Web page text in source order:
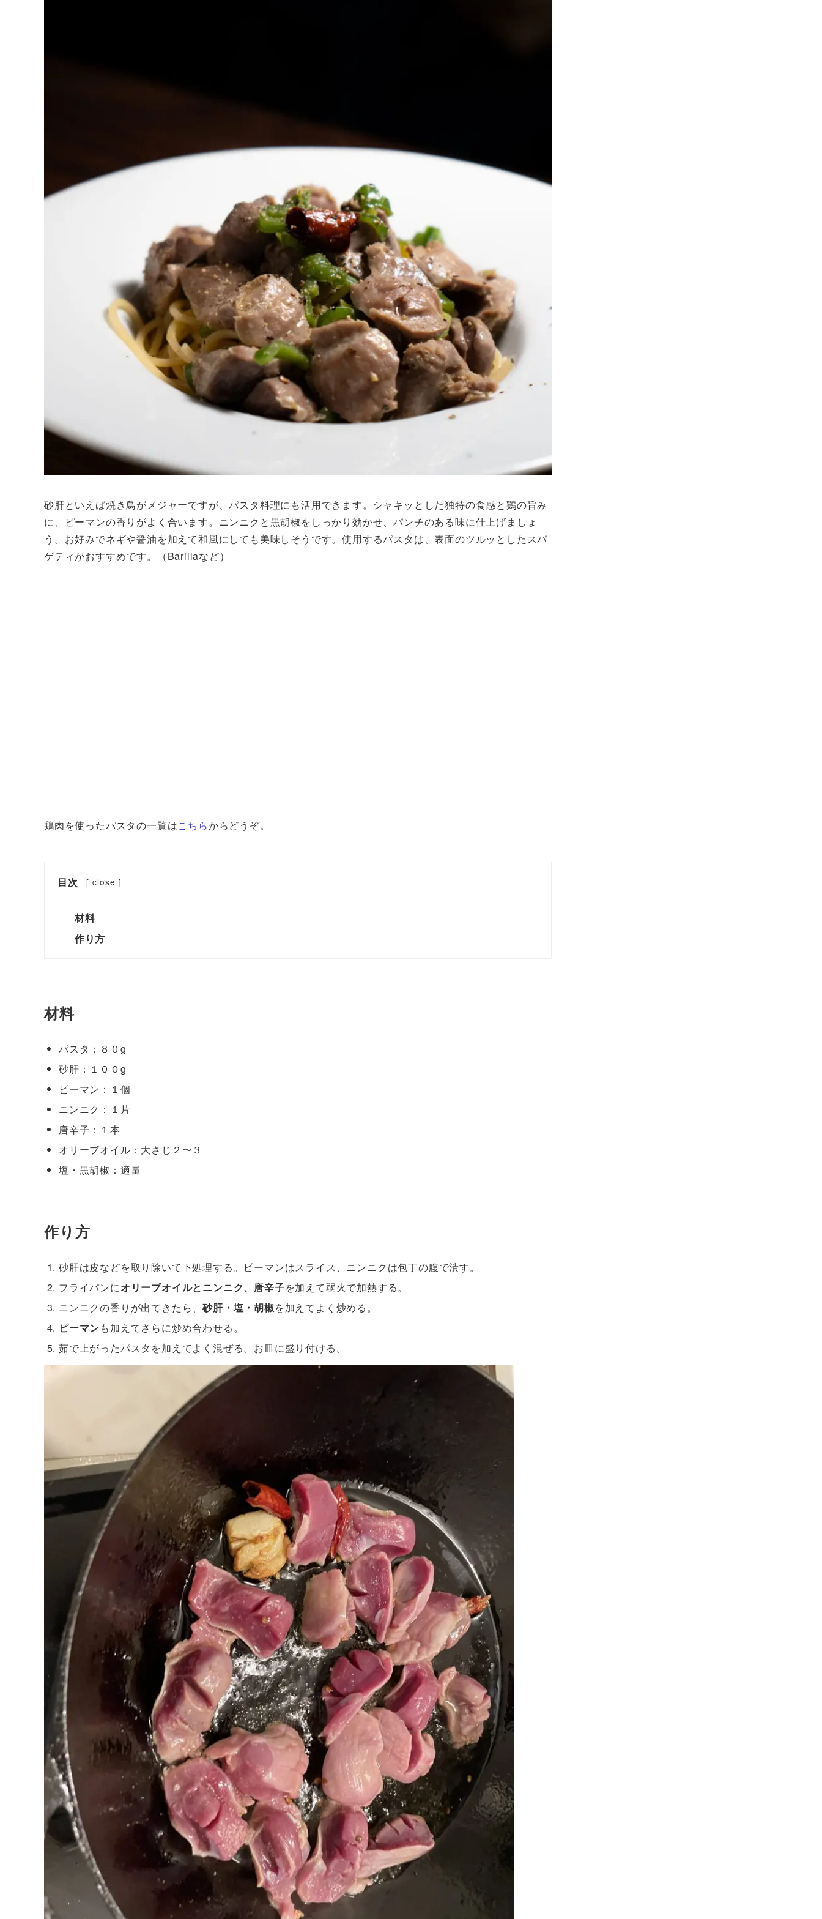
砂肝といえば焼き鳥がメジャーですが、パスタ料理にも活用できます。シャキッとした独特の食感と鶏の旨み
に、ピーマンの香りがよく合います。ニンニクと黒胡椒をしっかり効かせ、パンチのある味に仕上げましょ
う。お好みでネギや醤油を加えて和風にしても美味しそうです。使用するパスタは、表面のツルッとしたスパ
ゲティがおすすめです。（Barillaなど）
鶏肉を使ったパスタの一覧はこちらからどうぞ。
目次 [ close ]
材料
作り方
材料
パスタ：８０g
砂肝：１００g
ピーマン：１個
ニンニク：１片
唐辛子：１本
オリーブオイル：大さじ２〜３
塩・黒胡椒：適量
作り方
砂肝は皮などを取り除いて下処理する。ピーマンはスライス、ニンニクは包丁の腹で潰す。
フライパンにオリーブオイルとニンニク、唐辛子を加えて弱火で加熱する。
ニンニクの香りが出てきたら、砂肝・塩・胡椒を加えてよく炒める。
ピーマンも加えてさらに炒め合わせる。
茹で上がったパスタを加えてよく混ぜる。お皿に盛り付ける。